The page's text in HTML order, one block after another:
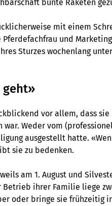
bunte Raketen
mit einem
und
Sturzes wochenlang
geht»
vor allem, dass
Weder vom
ausgestellt hatte.
sie zu bedenken.
am 1. August und
Betrieb ihrer Familie liege
oder bringe sie frühzeitig